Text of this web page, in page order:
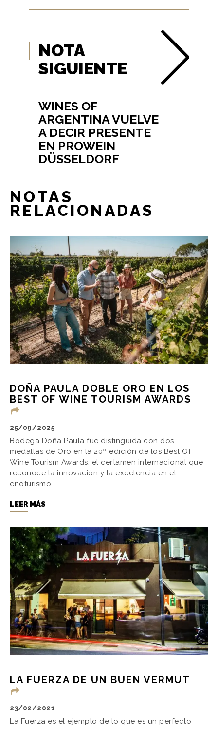
NOTA
SIGUIENTE
WINES OF
ARGENTINA VUELVE
A DECIR PRESENTE
EN PROWEIN
DÜSSELDORF
NOTAS
RELACIONADAS
DOÑA PAULA DOBLE ORO EN LOS
BEST OF WINE TOURISM AWARDS
25/09/2025
Bodega Doña Paula fue distinguida con dos
medallas de Oro en la 20º edición de los Best Of
Wine Tourism Awards, el certamen internacional que
reconoce la innovación y la excelencia en el
enoturismo
LEER MÁS
LA FUERZA DE UN BUEN VERMUT
23/02/2021
La Fuerza es el ejemplo de lo que es un perfecto